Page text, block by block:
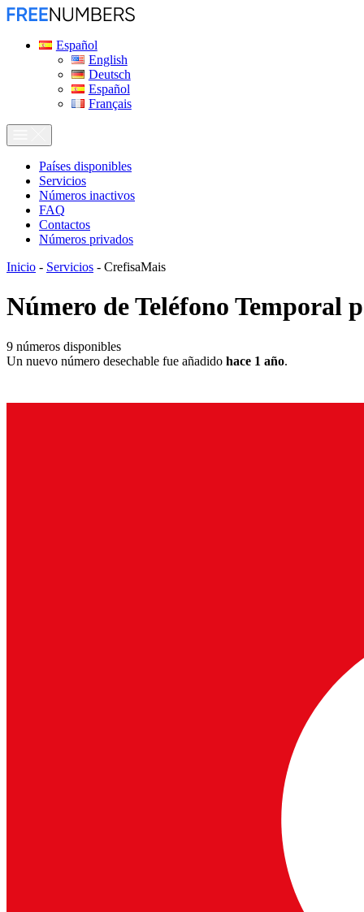
Español
English
Deutsch
Español
Français
Países disponibles
Servicios
Números inactivos
FAQ
Contactos
Números privados
Inicio - Servicios - CrefisaMais
Número de Teléfono Temporal
9 números disponibles
Un nuevo número desechable fue añadido hace 1 año.